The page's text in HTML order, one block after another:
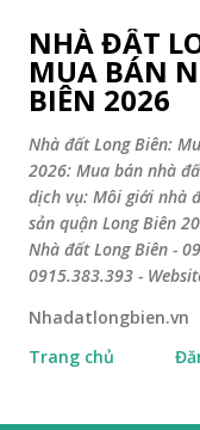
NHÀ ĐẤT
MUA BÁN
BIÊN 2026
Nhà đất Long Biên:
2026: Mua bán nhà
dịch vụ: Môi giới nhà
sản quận Long Biên
Nhà đất Long Biên -
0915.383.393 -
Nhadatlongbien.vn
Trang chủ